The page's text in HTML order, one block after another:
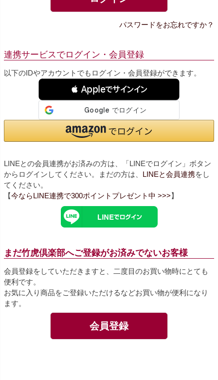
パスワードをお忘れですか？
連携サービスでログイン・会員登録
以下のIDやアカウントでもログイン・会員登録ができます。
 Appleでサインイン
LINEとの会員連携がお済みの方は、「LINEでログイン」ボタン
からログインしてください。まだの方は、 LINEと会員連携をし
てください。
【今ならLINE連携で300ポイントプレゼント中 >>>】
まだ竹虎倶楽部へご登録がお済みでないお客様
会員登録をしていただきますと、二度目のお買い物時にとても
便利です。
お気に入り商品をご登録いただけるなどお買い物が便利になり
ます。
会員登録